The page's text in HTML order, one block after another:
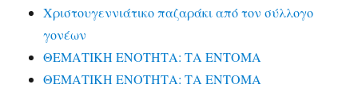
Χριστουγεννιάτικο παζαράκι από τον σύλλογο
γονέων
ΘΕΜΑΤΙΚΗ ΕΝΟΤΗΤΑ: ΤΑ ΕΝΤΟΜΑ
ΘΕΜΑΤΙΚΗ ΕΝΟΤΗΤΑ: ΤΑ ΕΝΤΟΜΑ